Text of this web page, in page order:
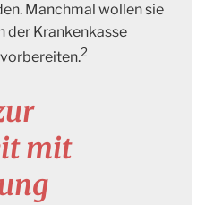
Manchmal wollen sie
der Krankenkasse
2
mit